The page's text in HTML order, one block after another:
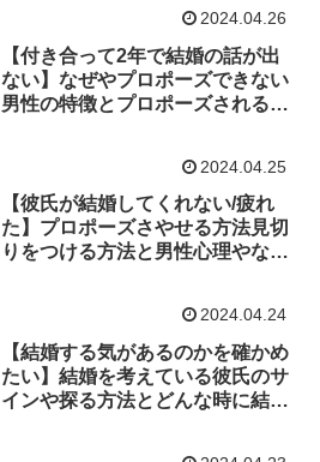
2024.04.26
【付き合って2年で結婚の話が出
ない】なぜやプロポーズできない
男性の特徴とプロポーズされる方
2024.04.25
【彼氏が結婚してくれない/疲れ
た】プロポーズさやせる方法見切
りをつける方法と男性心理やなぜ
2024.04.24
【結婚する気があるのかを確かめ
たい】結婚を考えている彼氏のサ
インや探る方法とどんな時に結婚